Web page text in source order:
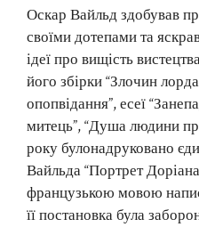
Оскар Вайльд здобував
своїми дотепами та
ідеї про вищість
його збірки “Злочин
опопвідання”, есеї
митець”, “Душа людини
року булонадруковано
Вайльда “Портрет
французькою мовою
її постановка була